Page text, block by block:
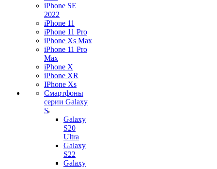
iPhone SE
2022
iPhone 11
iPhone 11 Pro
iPhone Xs Max
iPhone 11 Pro
Max
iPhone X
iPhone XR
IPhone Xs
Смартфоны
серии Galaxy
S
Galaxy
S20
Ultra
Galaxy
S22
Galaxy